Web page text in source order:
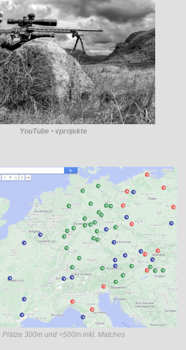
YouTube • vprojekte
Plätze 300m und >500m inkl. Matches